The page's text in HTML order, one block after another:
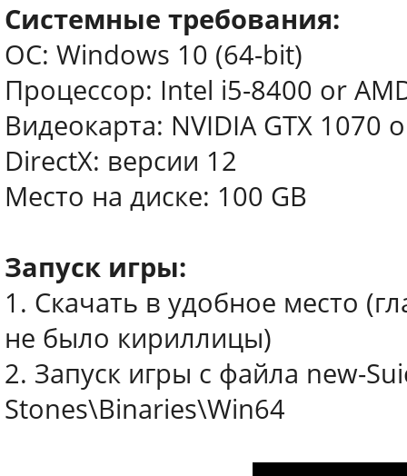
Системные требования:
ОС: Windows 10 (64-bit)
Процессор: Intel i5-8400 or
Видеокарта: NVIDIA GTX 1070
DirectX: версии 12
Место на диске: 100 GB
Запуск игры:
1. Скачать в удобное место
не было кириллицы)
2. Запуск игры с файла new-
Stones\Binaries\Win64